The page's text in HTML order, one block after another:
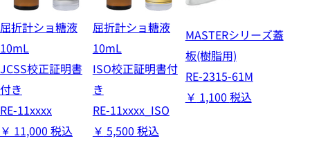
屈折計ショ糖液
10mL
JCSS校正証明書
付き
RE-11xxxx
￥ 11,000 税込
屈折計ショ糖液
10mL
ISO校正証明書付
き
RE-11xxxx_ISO
￥ 5,500 税込
MASTERシリーズ蓋
板(樹脂用)
RE-2315-61M
￥ 1,100 税込